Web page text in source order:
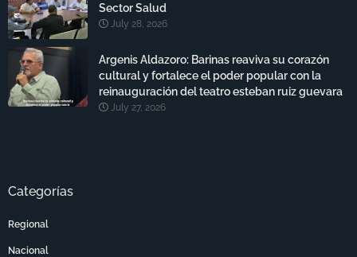
Sector Salud
July 28, 2026
Argenis Aldazoro: Barinas reaviva su corazón
cultural y fortalece el poder popular con la
reinauguración del teatro esteban ruiz guevara
July 27, 2026
Categorías
Regional
Nacional